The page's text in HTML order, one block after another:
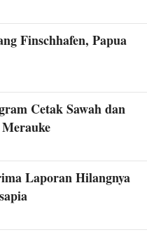
Finschhafen, Papua
Cetak Sawah dan
Laporan Hilangnya